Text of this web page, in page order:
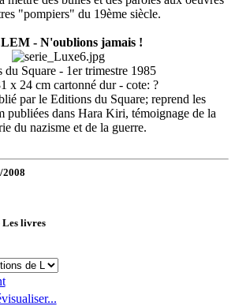
"pompiers" du 19ème siècle.
- N'oublions jamais !
du Square - 1er trimestre 1985
x 24 cm cartonné dur - cote: ?
par le Editions du Square; reprend les
publiées dans Hara Kiri, témoignage de la
du nazisme et de la guerre.
2008
Les livres